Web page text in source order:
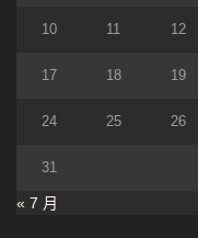
10 11 12
17 18 19
24 25 26
31
« 7 月